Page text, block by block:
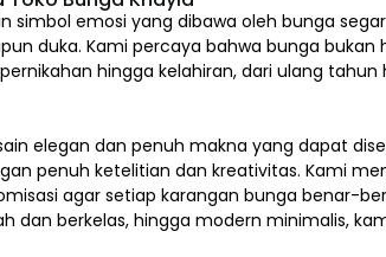
emosi yang dibawa oleh bunga
duka. Kami percaya bahwa bunga
hingga kelahiran, dari ulang
elegan dan penuh makna yang dapat
penuh ketelitian dan kreativitas. Kami
agar setiap karangan bunga benar-
dan berkelas, hingga modern minimalis,